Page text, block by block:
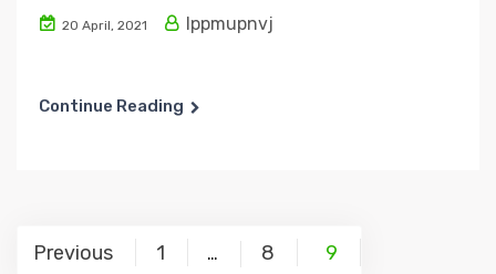
20 April, 2021 lppmupnvj
Continue Reading
Posts
Previous 1 … 8 9